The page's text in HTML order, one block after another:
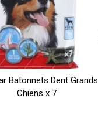
Batonnets Dent Grands
Chiens x 7